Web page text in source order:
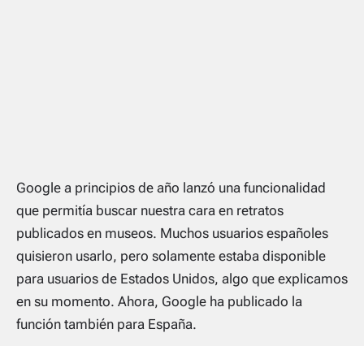
Google a principios de año lanzó una funcionalidad
que permitía buscar nuestra cara en retratos
publicados en museos. Muchos usuarios españoles
quisieron usarlo, pero solamente estaba disponible
para usuarios de Estados Unidos, algo que explicamos
en su momento. Ahora, Google ha publicado la
función también para España.